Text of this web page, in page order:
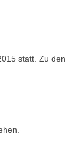
statt. Zu den